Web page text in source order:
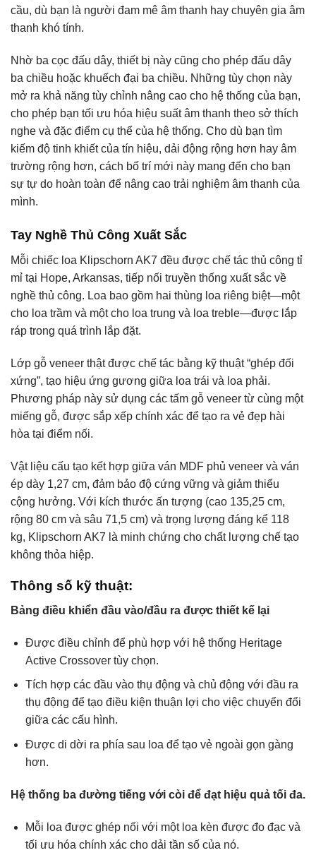
cầu, dù bạn là người đam mê âm thanh hay chuyên gia âm
thanh khó tính.
Nhờ ba cọc đấu dây, thiết bị này cũng cho phép đấu dây
ba chiều hoặc khuếch đại ba chiều. Những tùy chọn này
mở ra khả năng tùy chỉnh nâng cao cho hệ thống của bạn,
cho phép bạn tối ưu hóa hiệu suất âm thanh theo sở thích
nghe và đặc điểm cụ thể của hệ thống. Cho dù bạn tìm
kiếm độ tinh khiết của tín hiệu, dải động rộng hơn hay âm
trường rộng hơn, cách bố trí mới này mang đến cho bạn
sự tự do hoàn toàn để nâng cao trải nghiệm âm thanh của
mình.
Tay Nghề Thủ Công Xuất Sắc
Mỗi chiếc loa Klipschorn AK7 đều được chế tác thủ công tỉ
mỉ tại Hope, Arkansas, tiếp nối truyền thống xuất sắc về
nghề thủ công. Loa bao gồm hai thùng loa riêng biệt—một
cho loa trầm và một cho loa trung và loa treble—được lắp
ráp trong quá trình lắp đặt.
Lớp gỗ veneer thật được chế tác bằng kỹ thuật “ghép đối
xứng”, tạo hiệu ứng gương giữa loa trái và loa phải.
Phương pháp này sử dụng các tấm gỗ veneer từ cùng một
miếng gỗ, được sắp xếp chính xác để tạo ra vẻ đẹp hài
hòa tại điểm nối.
Vật liệu cấu tạo kết hợp giữa ván MDF phủ veneer và ván
ép dày 1,27 cm, đảm bảo độ cứng vững và giảm thiểu
cộng hưởng. Với kích thước ấn tượng (cao 135,25 cm,
rộng 80 cm và sâu 71,5 cm) và trọng lượng đáng kể 118
kg, Klipschorn AK7 là minh chứng cho chất lượng chế tạo
không thỏa hiệp.
Thông số kỹ thuật:
Bảng điều khiển đầu vào/đầu ra được thiết kế lại
Được điều chỉnh để phù hợp với hệ thống Heritage
Active Crossover tùy chọn.
Tích hợp các đầu vào thụ động và chủ động với đầu ra
thụ động để tạo điều kiện thuận lợi cho việc chuyển đổi
giữa các cấu hình.
Được di dời ra phía sau loa để tạo vẻ ngoài gọn gàng
hơn.
Hệ thống ba đường tiếng với còi để đạt hiệu quả tối đa.
Mỗi loa được ghép nối với một loa kèn được đo đạc và
tối ưu hóa chính xác cho dải tần số của nó.